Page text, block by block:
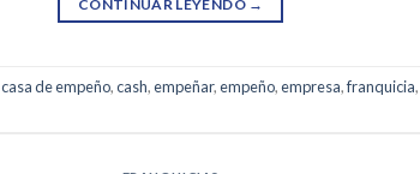
CONTINUAR LEYENDO →
casa de empeño,cash,empeñar,empeño,empresa,franquicia,